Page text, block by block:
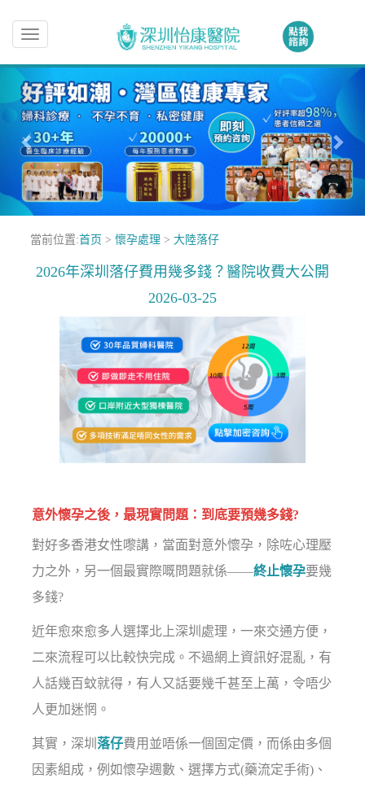
Toggle
navigation
當前位置:首页 > 懷孕處理 > 大陸落仔
2026年深圳落仔費用幾多錢？醫院收費大公開
2026-03-25
意外懷孕之後，最現實問題：到底要預幾多錢?
對好多香港女性嚟講，當面對意外懷孕，除咗心理壓
力之外，另一個最實際嘅問題就係——終止懷孕要幾
多錢?
近年愈來愈多人選擇北上深圳處理，一來交通方便，
二來流程可以比較快完成。不過網上資訊好混亂，有
人話幾百蚊就得，有人又話要幾千甚至上萬，令唔少
人更加迷惘。
其實，深圳落仔費用並唔係一個固定價，而係由多個
因素組成，例如懷孕週數、選擇方式(藥流定手術)、